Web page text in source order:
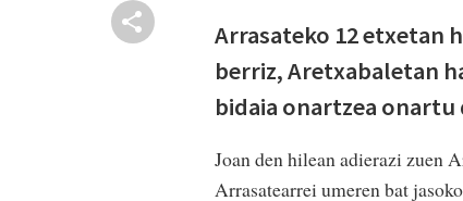
Arrasateko 12 etxetan
berriz, Aretxabaletan
bidaia onartzea onartu
Joan den hilean adierazi zuen
Arrasatearrei umeren bat